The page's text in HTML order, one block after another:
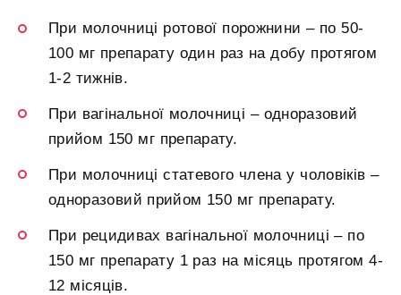
При молочниці ротової порожнини – по 50-
100 мг препарату один раз на добу протягом
1-2 тижнів.
При вагінальної молочниці – одноразовий
прийом 150 мг препарату.
При молочниці статевого члена у чоловіків –
одноразовий прийом 150 мг препарату.
При рецидивах вагінальної молочниці – по
150 мг препарату 1 раз на місяць протягом 4-
12 місяців.